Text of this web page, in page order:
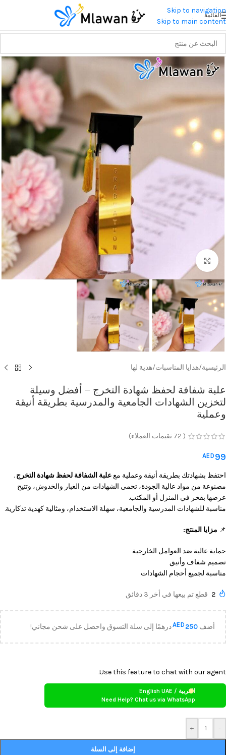
Skip to navigation
Skip to main content
القائمة
Click to enlarge
الرئيسية/هدايا المناسبات/هدية لها
علبة شفافة لحفظ شهادة التخرج – أفضل وسيلة
لتخزين الشهادات الجامعية والمدرسية بطريقة أنيقة
وعملية
(
72 تقيمات العملاء)
AED 99
احتفظ بشهادتك بطريقة أنيقة وعملية مععلبة الشفافة لحفظ شهادة التخرج .
مصنوعة من مواد عالية الجودة، تحمي الشهادات من الغبار والخدوش، وتتيح
عرضها بفخر في المنزل أو المكتب.
مناسبة للشهادات المدرسية والجامعية، سهلة الاستخدام، ومثالية كهدية تذكارية.
📌 مزايا المنتج:
حماية عالية ضد العوامل الخارجية
تصميم شفاف وأنيق
مناسبة لجميع أحجام الشهادات
2 قطع تم بيعها في أخر 3 دقائق
أضف AED 250 درهمًا إلى سلة التسوق واحصل على شحن مجاني!
-
+
Use this feature to chat with our agent.
العربية / English UAE
Need Help? Chat us via WhatsApp
إضافة إلى السلة